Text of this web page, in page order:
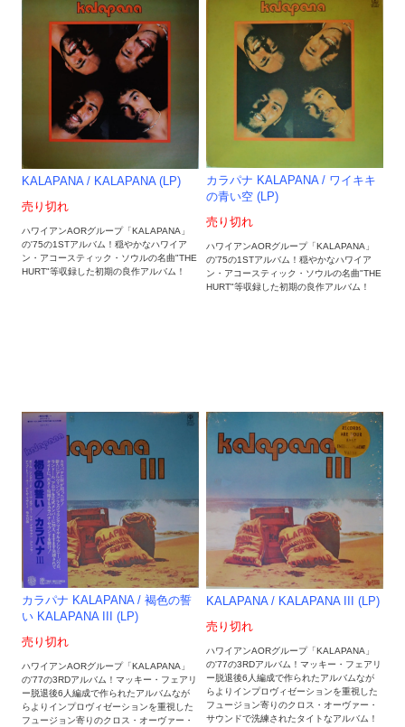
KALAPANA / KALAPANA (LP)
売り切れ
ハワイアンAORグループ「KALAPANA」
の'75の1STアルバム！穏やかなハワイア
ン・アコースティック・ソウルの名曲"THE
HURT"等収録した初期の良作アルバム！
カラパナ KALAPANA / ワイキキ
の青い空 (LP)
売り切れ
ハワイアンAORグループ「KALAPANA」
の'75の1STアルバム！穏やかなハワイア
ン・アコースティック・ソウルの名曲"THE
HURT"等収録した初期の良作アルバム！
カラパナ KALAPANA / 褐色の誓
い KALAPANA III (LP)
売り切れ
ハワイアンAORグループ「KALAPANA」
の'77の3RDアルバム！マッキー・フェアリ
ー脱退後6人編成で作られたアルバムなが
らよりインプロヴィゼーションを重視した
フュージョン寄りのクロス・オーヴァー・
KALAPANA / KALAPANA III (LP)
売り切れ
ハワイアンAORグループ「KALAPANA」
の'77の3RDアルバム！マッキー・フェアリ
ー脱退後6人編成で作られたアルバムなが
らよりインプロヴィゼーションを重視した
フュージョン寄りのクロス・オーヴァー・
サウンドで洗練されたタイトなアルバム！